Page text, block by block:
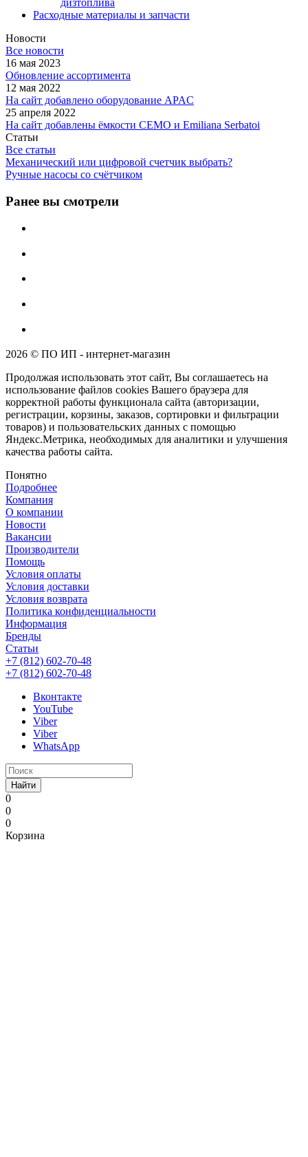
дизтоплива
Расходные материалы и запчасти
Новости
Все новости
16 мая 2023
Обновление ассортимента
12 мая 2022
На сайт добавлено оборудование APAC
25 апреля 2022
На сайт добавлены ёмкости CEMO и Emiliana Serbatoi
Статьи
Все статьи
Механический или цифровой счетчик выбрать?
Ручные насосы со счётчиком
Ранее вы смотрели
2026 © ПО ИП - интернет-магазин
Продолжая использовать этот сайт, Вы соглашаетесь на
использование файлов cookies Вашего браузера для
корректной работы функционала сайта (авторизации,
регистрации, корзины, заказов, сортировки и фильтрации
товаров) и пользовательских данных с помощью
Яндекс.Метрика, необходимых для аналитики и улучшения
качества работы сайта.
Понятно
Подробнее
Компания
О компании
Новости
Вакансии
Производители
Помощь
Условия оплаты
Условия доставки
Условия возврата
Политика конфиденциальности
Информация
Бренды
Статьи
+7 (812) 602-70-48
+7 (812) 602-70-48
Вконтакте
YouTube
Viber
Viber
WhatsApp
Найти
0
0
0
Корзина